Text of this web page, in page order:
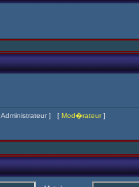
Administrateur] [ Mod�rateur]